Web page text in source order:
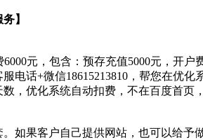
】
元，包含：预存充值5000元，开户费
电话+微信18615213810，帮您在优化
，优化系统自动扣费，不在百度首页
如果客户自己提供网站，也可以给予